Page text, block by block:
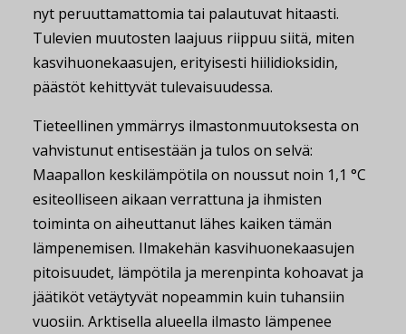
nyt peruuttamattomia tai palautuvat hitaasti.
Tulevien muutosten laajuus riippuu siitä, miten
kasvihuonekaasujen, erityisesti hiilidioksidin,
päästöt kehittyvät tulevaisuudessa.
Tieteellinen ymmärrys ilmastonmuutoksesta on
vahvistunut entisestään ja tulos on selvä:
Maapallon keskilämpötila on noussut noin 1,1 °C
esiteolliseen aikaan verrattuna ja ihmisten
toiminta on aiheuttanut lähes kaiken tämän
lämpenemisen. Ilmakehän kasvihuonekaasujen
pitoisuudet, lämpötila ja merenpinta kohoavat ja
jäätiköt vetäytyvät nopeammin kuin tuhansiin
vuosiin. Arktisella alueella ilmasto lämpenee